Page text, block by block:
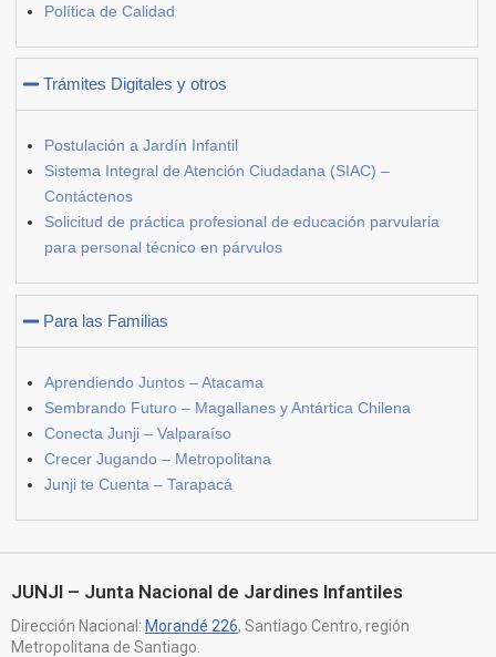
Política de Calidad
Trámites Digitales y otros
Postulación a Jardín Infantil
Sistema Integral de Atención Ciudadana (SIAC) –
Contáctenos
Solicitud de práctica profesional de educación parvularia
para personal técnico en párvulos
Para las Familias
Aprendiendo Juntos – Atacama
Sembrando Futuro – Magallanes y Antártica Chilena
Conecta Junji – Valparaíso
Crecer Jugando – Metropolitana
Junji te Cuenta – Tarapacá
JUNJI – Junta Nacional de Jardines Infantiles
Dirección Nacional: Morandé 226, Santiago Centro, región
Metropolitana de Santiago.